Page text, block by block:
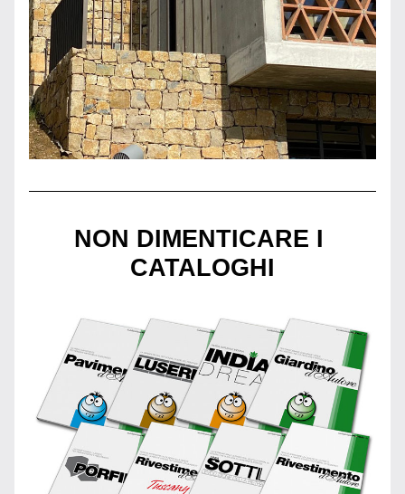
NON DIMENTICARE I
CATALOGHI